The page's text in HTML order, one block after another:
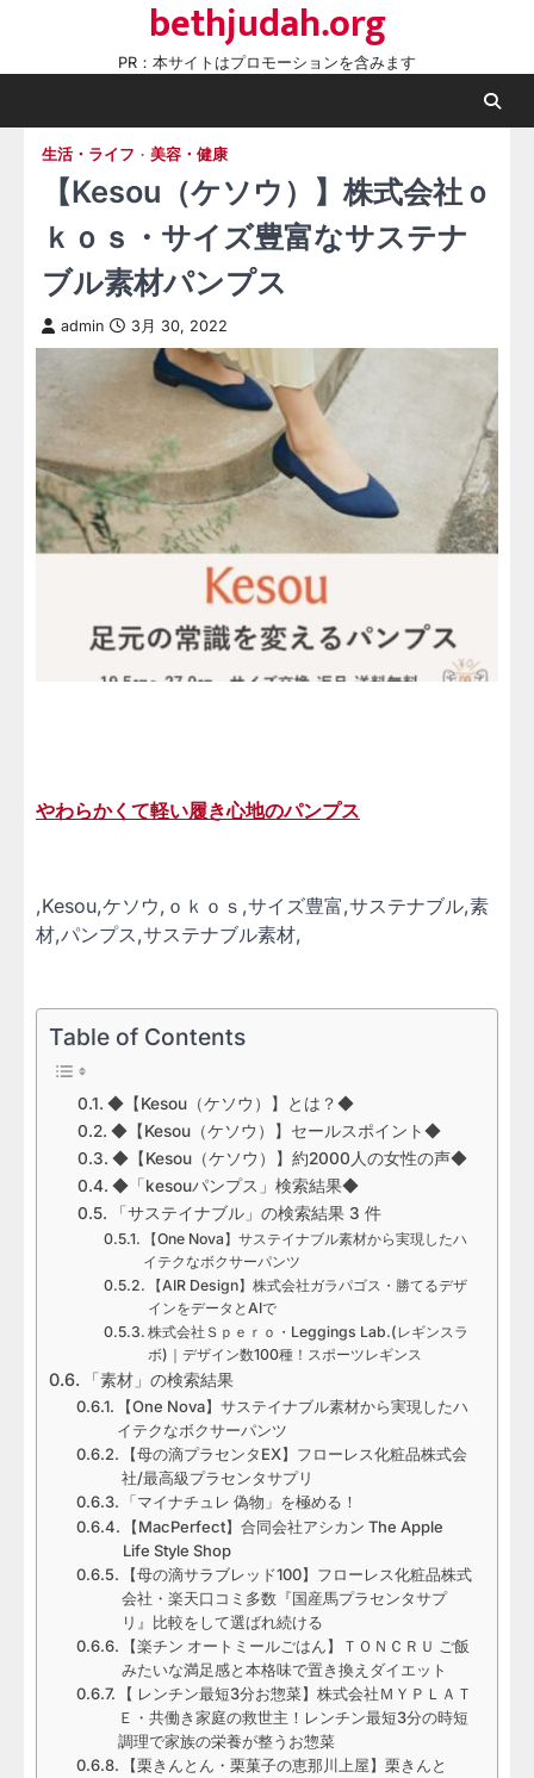
content
bethjudah.org
PR：本サイトはプロモーションを含みます
生活・ライフ 美容・健康
【Kesou（ケソウ）】株式会社ｏ
ｋｏｓ・サイズ豊富なサステナ
ブル素材パンプス
admin 3月 30, 2022
やわらかくて軽い履き心地のパンプス
,Kesou,ケソウ,ｏｋｏｓ,サイズ豊富,サステナブル,素
材,パンプス,サステナブル素材,
Table of Contents
◆【Kesou（ケソウ）】とは？◆
◆【Kesou（ケソウ）】セールスポイント◆
◆【Kesou（ケソウ）】約2000人の女性の声◆
◆「kesouパンプス」検索結果◆
「サステイナブル」の検索結果 3 件
【One Nova】サステイナブル素材から実現したハ
イテクなボクサーパンツ
【AIR Design】株式会社ガラパゴス・勝てるデザ
インをデータとAIで
株式会社Ｓｐｅｒｏ・Leggings Lab.(レギンスラ
ボ)｜デザイン数100種！スポーツレギンス
「素材」の検索結果
【One Nova】サステイナブル素材から実現したハ
イテクなボクサーパンツ
【母の滴プラセンタEX】フローレス化粧品株式会
社/最高級プラセンタサプリ
「マイナチュレ 偽物」を極める！
【MacPerfect】合同会社アシカン The Apple
Life Style Shop
【母の滴サラブレッド100】フローレス化粧品株式
会社・楽天口コミ多数『国産馬プラセンタサプ
リ』比較をして選ばれ続ける
【楽チン オートミールごはん】ＴＯＮＣＲＵ ご飯
みたいな満足感と本格味で置き換えダイエット
【 レンチン最短3分お惣菜】株式会社ＭＹＰＬＡＴ
Ｅ・共働き家庭の救世主！レンチン最短3分の時短
調理で家族の栄養が整うお惣菜
【栗きんとん・栗菓子の恵那川上屋】栗きんと